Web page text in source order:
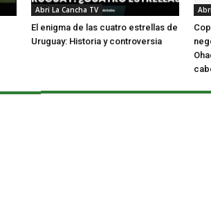
Abri La Cancha TV
El enigma de las cuatro estrellas de
Uruguay: Historia y controversia